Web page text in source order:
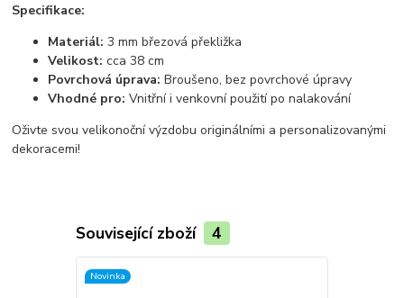
Specifikace:
Materiál: 3 mm březová překližka
Velikost: cca 38 cm
Povrchová úprava: Broušeno, bez povrchové úpravy
Vhodné pro: Vnitřní i venkovní použití po nalakování
Oživte svou velikonoční výzdobu originálními a personalizovanými
dekoracemi!
Související zboží 4
Novinka